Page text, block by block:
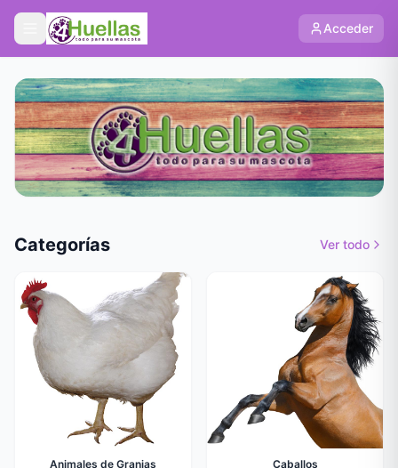
Acceder
Categorías Ver todo
Animales de Granjas Caballos